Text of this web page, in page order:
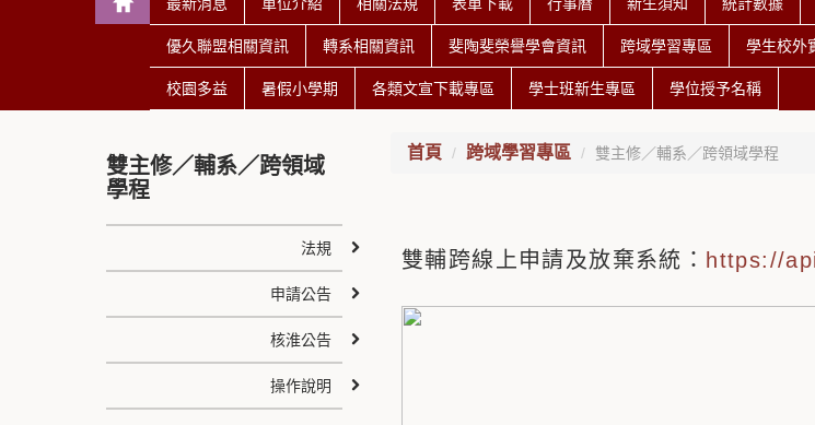
優久聯盟相關資訊 轉系相關資訊 斐陶斐榮譽學會資訊 跨域學習專區 學生校外
校園多益 暑假小學期 各類文宣下載專區 學士班新生專區 學位授予名稱
首頁 跨域學習專區 雙主修／輔系／跨領域學程
雙輔跨線上申請及放棄系統： https://
雙主修／輔系／跨領域
學程
法規
申請公告
核淮公告
操作說明